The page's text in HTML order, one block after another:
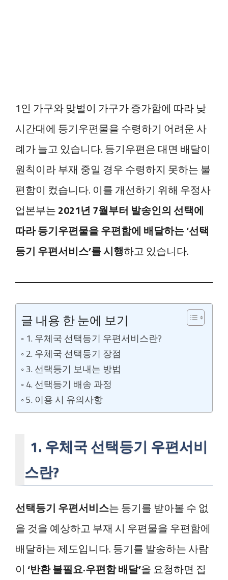
1인 가구와 맞벌이 가구가 증가함에 따라 낮
시간대에 등기우편물을 수령하기 어려운 사
례가 늘고 있습니다. 등기우편은 대면 배달이
원칙이라 부재 중일 경우 수령하지 못하는 불
편함이 컸습니다. 이를 개선하기 위해 우정사
업본부는2021년 7월부터 발송인의 선택에
따라 등기우편물을 우편함에 배달하는 ‘선택
등기 우편서비스’를 시행하고 있습니다.
글 내용 한 눈에 보기
1. 우체국 선택등기 우편서비스란?
2. 우체국 선택등기 장점
3. 선택등기 보내는 방법
4. 선택등기 배송 과정
5. 이용 시 유의사항
1. 우체국 선택등기 우편서비
스란?
선택등기 우편서비스는 등기를 받아볼 수 없
을 것을 예상하고 부재 시 우편물을 우편함에
배달하는 제도입니다. 등기를 발송하는 사람
이 ‘반환 불필요·우편함 배달’을 요청하면 집